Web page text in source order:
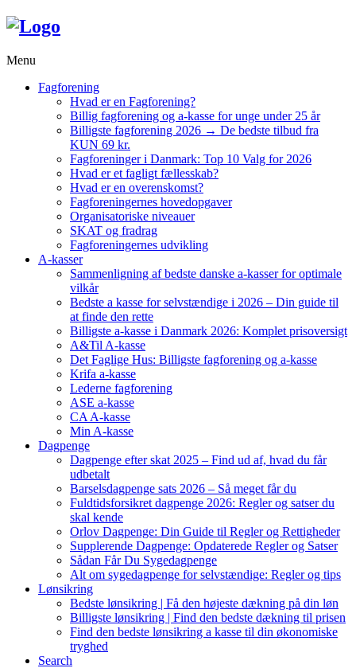
Menu
Fagforening
Hvad er en Fagforening?
Billig fagforening og a-kasse for unge under 25 år
Billigste fagforening 2026 → De bedste tilbud fra
KUN 69 kr.
Fagforeninger i Danmark: Top 10 Valg for 2026
Hvad er et fagligt fællesskab?
Hvad er en overenskomst?
Fagforeningernes hovedopgaver
Organisatoriske niveauer
SKAT og fradrag
Fagforeningernes udvikling
A-kasser
Sammenligning af bedste danske a-kasser for optimale
vilkår
Bedste a kasse for selvstændige i 2026 – Din guide til
at finde den rette
Billigste a-kasse i Danmark 2026: Komplet prisoversigt
A&Til A-kasse
Det Faglige Hus: Billigste fagforening og a-kasse
Krifa a-kasse
Lederne fagforening
ASE a-kasse
CA A-kasse
Min A-kasse
Dagpenge
Dagpenge efter skat 2025 – Find ud af, hvad du får
udbetalt
Barselsdagpenge sats 2026 – Så meget får du
Fuldtidsforsikret dagpenge 2026: Regler og satser du
skal kende
Orlov Dagpenge: Din Guide til Regler og Rettigheder
Supplerende Dagpenge: Opdaterede Regler og Satser
Sådan Får Du Sygedagpenge
Alt om sygedagpenge for selvstændige: Regler og tips
Lønsikring
Bedste lønsikring | Få den højeste dækning på din løn
Billigste lønsikring | Find den bedste dækning til prisen
Find den bedste lønsikring a kasse til din økonomiske
tryghed
Search